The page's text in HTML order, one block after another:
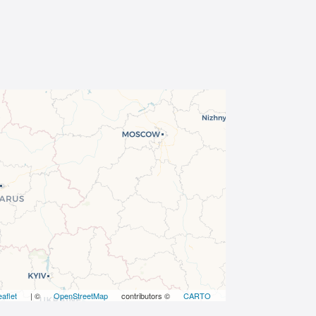
| © OpenStreetMap contributors © CARTO